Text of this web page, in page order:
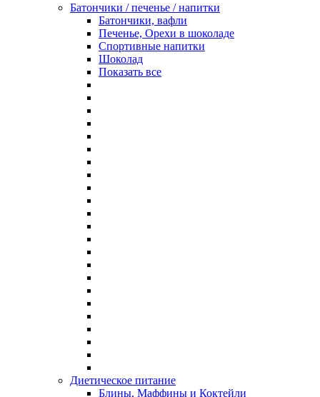
Батончики / печенье / напитки
Батончики, вафли
Печенье, Орехи в шоколаде
Спортивные напитки
Шоколад
Показать все
Диетическое питание
Блины, Маффины и Коктейли